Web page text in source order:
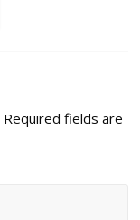
Required fields are